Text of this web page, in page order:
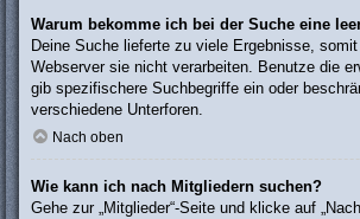
Warum bekomme ich bei der Suche eine
Deine Suche lieferte zu viele Ergebnisse,
Webserver sie nicht verarbeiten. Benutze die
gib spezifischere Suchbegriffe ein oder
verschiedene Unterforen.
Nach oben
Wie kann ich nach Mitgliedern suchen?
Gehe zur „Mitglieder“-Seite und klicke auf